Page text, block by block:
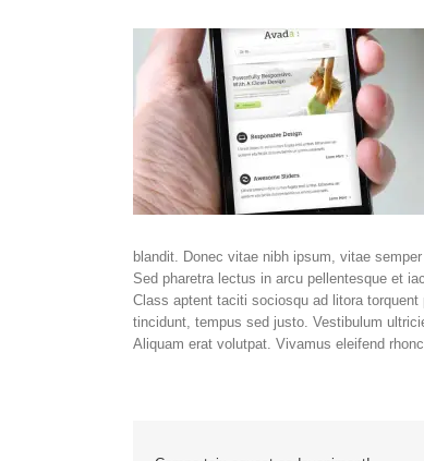
blandit. Donec vitae nibh ipsum, vitae
Sed pharetra lectus in arcu pellentesque et
Class aptent taciti sociosqu ad litora
tincidunt, tempus sed justo. Vestibulum
Aliquam erat volutpat. Vivamus eleifend